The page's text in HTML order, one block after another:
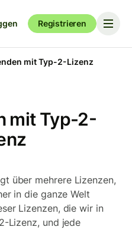
Registrieren
mit Typ-2-Lizenz
mit Typ-2-
über mehrere Lizenzen,
in die ganze Welt
Lizenzen, die wir in
Lizenz, und jede